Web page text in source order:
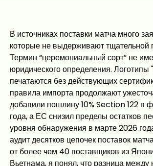
В источниках поставки матча много
которые не выдерживают тщательной
Термин “церемониальный сорт” не
юридического определения.
печатаются без действующих
правила импорта продолжают
добавили пошлину 10% Section 122 в
года, а ЕС снизил пределы остатков
уровня обнаружения в марте 2026
аудит десятков цепочек поставок
от более чем 40 поставщиков из
Вьетнама, я понял, что разница